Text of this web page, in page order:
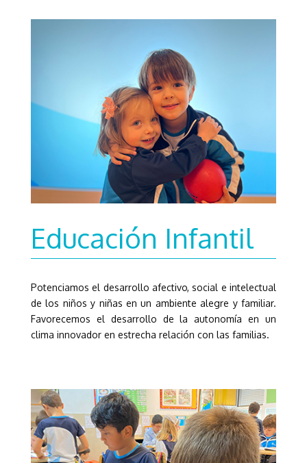
Educación Infantil
Potenciamos el desarrollo afectivo, social e intelectual
de los niños y niñas en un ambiente alegre y familiar.
Favorecemos el desarrollo de la autonomía en un
clima innovador en estrecha relación con las familias.